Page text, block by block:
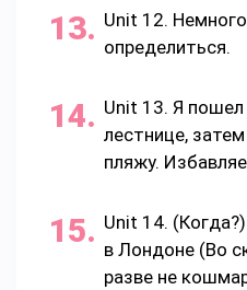
Unit 12.
определиться.
Unit 13. Я пошел
лестнице,
пляжу.
Unit 14.
в Лондоне (Во
разве не